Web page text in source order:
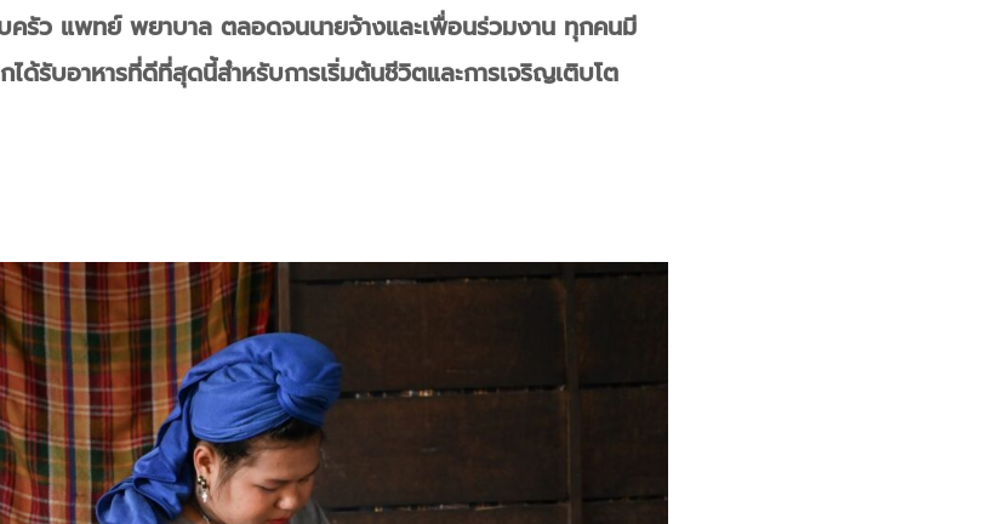
บครัว แพทย์ พยาบาล ตลอดจนนายจ้างและเพื่อนร่วมงาน ทุกคนมี
ได้รับอาหารที่ดีที่สุดนี้สำหรับการเริ่มต้นชีวิตและการเจริญเติบโต